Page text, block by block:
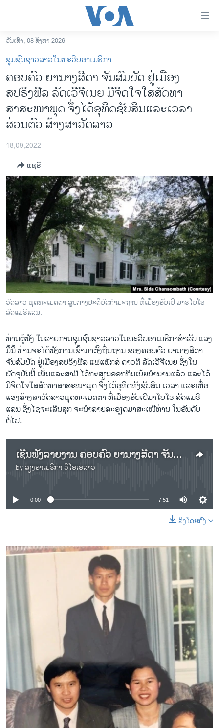
ເຂົ້າ
ຫາ
ຂ້າມ
ຂ້າມ
ຂ້າມ
ໄປ
ຫາ
ຊອກ
ລາວ
ອາເມຣິກາ
ການເລືອກຕັ້ງ ປະທານາທີບໍດີ ສະຫະລັດ 2024
ຂ່າວ​ຈີນ
ອິດສະຫຼະພາບດ້ານການຂ່າວ
ຊີວິດຊາວລາວ
ຊຸມຊົນຊາວລາວ
ວິທະຍາສາດ-ເທັກໂນໂລຈີ
ທຸລະກິດ
ພາສາອັງກິດ
ວີດີໂອ
ສຽງ
ລາຍການກະຈາຍສຽງ
ລາຍງານ
ພາສາຕ່າງໆ
ວັນເສົາ, 08 ສິງຫາ 2026
ຊຸມຊົນຊາວລາວໃນທະວີບອາເມຣິກາ
ຄອບຄົວ ຍານາງສີດາ ຈັນສົມບັດ ຢູ່​ເມືອງ
ສປຣິງຟີລ ລັດເວີຈີເນຍ ມີຈິດໃຈໃສສັດທາ
ສາສະໜາພຸດ ຈຶ່ງໄດ້ອຸທິດຊັບສິນແລະເວລາ
ສ່ວນຕົວ ສ້າງສາວັດລາວ
18,09,2022
ແຊຣ໌
ວັດລາວ ພຸດທະເມດຕາ ສູນກາງປະຕິບັດກຳມະຖານ ທີ່ເມືອງອັບເປີ ມາຣໂບໂຣ
ລັດແມຣີແລນ.
ທ່ານຜູ້ຟັງ ໃນລາຍການຊຸມຊົນຊາວລາວໃນທະວີບອາເມຣິກາສຳລັບ ແລງ
ມື້ນີ້ ທ່ານຈະໄດ້ຟັງການເຂົ້າມາຕັ້ງຖິ່ນຖານ ຂອງຄອບຄົວ ຍານາງສີດາ
ຈັນສົມບັດ ຢູ່​ເມືອງສປຣິງຟີລ ແຟແຟັກສ໌ ຄາວຕີ ລັດເວີຈີເນຍ ຊຶ່ງໃນ
ປັດຈຸບັນນີ້ ເພິ່ນແລະສາມີ ໄດ້ກະສຽນອອກກິນເບ້ຍບຳນານແລ້ວ ແລະໄດ້
ມີຈິດໃຈໃສສັດທາສາສະໜາພຸດ ຈຶ່ງໄດ້ອຸທິດທັງຊັບສິນ ເວລາ ແລະເຫື່ອ
ແຮງສ້າງສາວັດລາວພຸດທະເມດຕາ ທີ່ເມືອງອັບເປີມາໂບໂຣ ລັດແມຣີ
ແລນ ຊຶ່ງໄຊຈະເລີນສຸກ ຈະນຳລາຍລະອຽດມາສະເໜີທ່ານ ໃນອັນດັບ
ຕໍ່ໄປ.
ເຊີນຟັງລາຍງານ ຄອບຄົວ ຍານາງສີດາ ຈັນສົມບັດ ຢູ່​ເມືອງສປຣິງຟີລ ລັດເວີຈີເນຍ ມີຈິດໃຈໃສສັດທາສາສະໜາພຸດ ຈຶ່ງໄດ້ອຸທິດຊັບສິນແລະເວລສ່ວນຕົວ ສ້າງສາວັດລາວ
by ສຽງອາເມຣິກາ ວີໂອເອລາວ
No media source currently available
0:00 7:51
ລິງໂດຍກົງ